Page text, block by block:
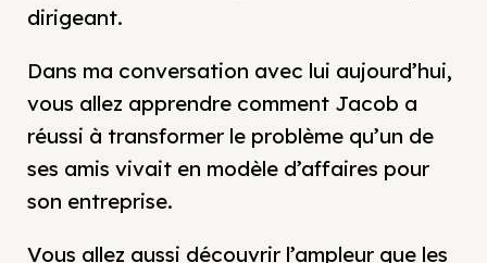
dirigeant.
Dans ma conversation avec lui aujourd’hui,
vous allez apprendre comment Jacob a
réussi à transformer le problème qu’un de
ses amis vivait en modèle d’affaires pour
son entreprise.
Vous allez aussi découvrir l’ampleur que les